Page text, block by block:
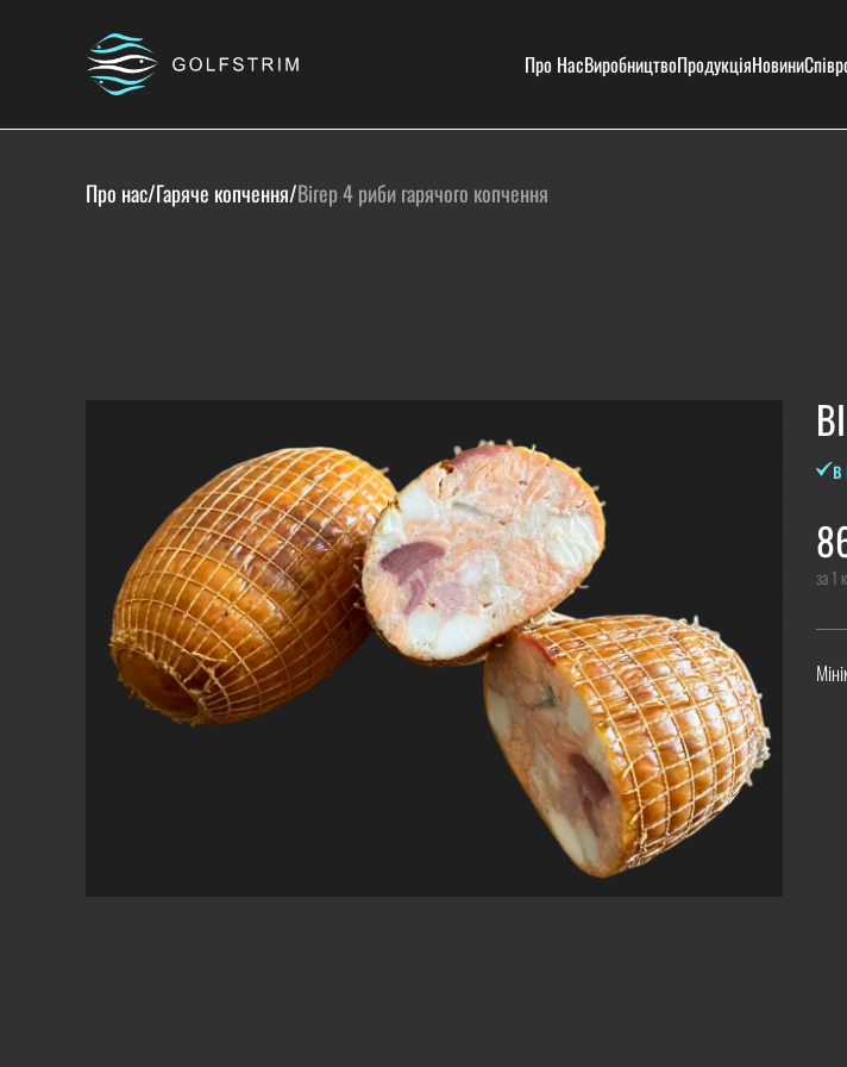
Про НасВиробництвоПродукціяНовини
Про нас/Гаряче копчення/Вігер 4 риби гарячого копчення
за 1